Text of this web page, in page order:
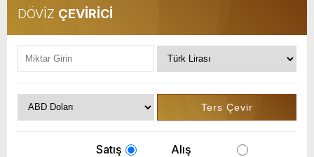
DÖVİZ ÇEVİRİCİ
Satış Alış